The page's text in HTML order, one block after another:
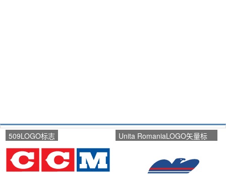
509LOGO标志
Unita RomaniaLOGO矢量标